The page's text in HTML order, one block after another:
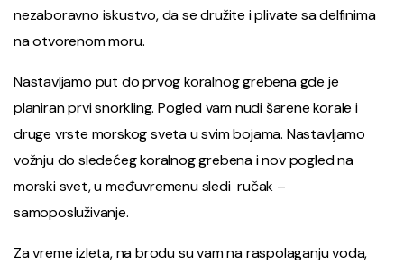
nezaboravno iskustvo, da se družite i plivate sa delfinima
na otvorenom moru.
Nastavljamo put do prvog koralnog grebena gde je
planiran prvi snorkling. Pogled vam nudi šarene korale i
druge vrste morskog sveta u svim bojama. Nastavljamo
vožnju do sledećeg koralnog grebena i nov pogled na
morski svet, u međuvremenu sledi ručak –
samoposluživanje.
Za vreme izleta, na brodu su vam na raspolaganju voda,